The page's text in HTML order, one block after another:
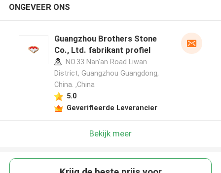
ONGEVEER ONS
Guangzhou Brothers Stone
Co., Ltd. fabrikant profiel
NO.33 Nan'an Road Liwan
District, Guangzhou Guangdong,
China. ,China
5.0
Geverifieerde Leverancier
Bekijk meer